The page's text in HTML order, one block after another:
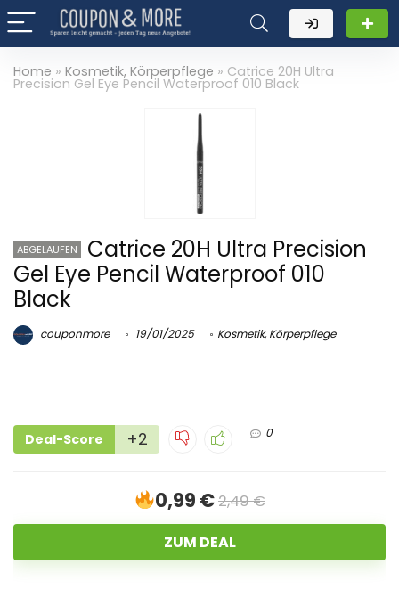
Home » Kosmetik, Körperpflege » Catrice 20H Ultra
Precision Gel Eye Pencil Waterproof 010 Black
ABGELAUFEN
Catrice 20H Ultra Precision
Gel Eye Pencil Waterproof 010
Black
couponmore 19/01/2025 Kosmetik, Körperpflege
Deal-Score +2 0
0,99 €2,49 €
ZUM DEAL